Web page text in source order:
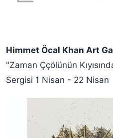
Himmet Öcal Khan Art
"Zaman Ççölünün
Sergisi 1 Nisan - 22 Nisan